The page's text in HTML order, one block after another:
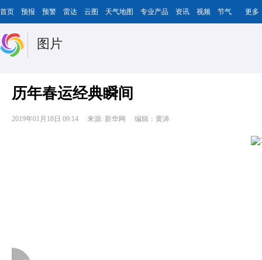
首页 预报 预警 雷达 云图 天气地图 专业产品 资讯 视频 节气 更多
图片
历年春运经典瞬间
2019年01月18日 09:14 来源: 新华网 编辑：黄涛